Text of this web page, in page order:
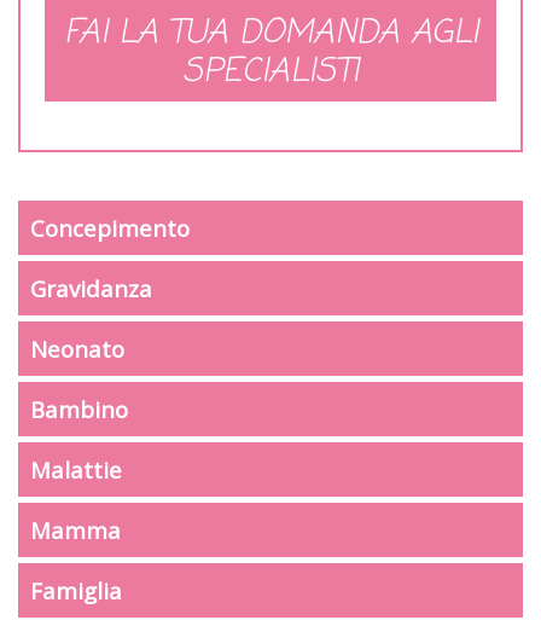
FAI LA TUA DOMANDA AGLI
SPECIALISTI
Concepimento
Gravidanza
Neonato
Bambino
Malattie
Mamma
Famiglia